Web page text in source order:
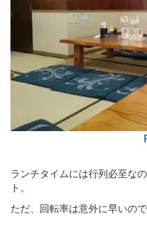
ランチタイムには行列必至な
ト。
ただ、回転率は意外に早いの